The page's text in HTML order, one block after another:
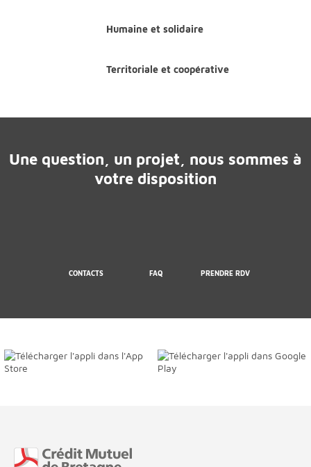
Humaine et solidaire
Territoriale et coopérative
Une question, un projet, nous sommes à
votre disposition
CONTACTS FAQ PRENDRE RDV
Fin de page